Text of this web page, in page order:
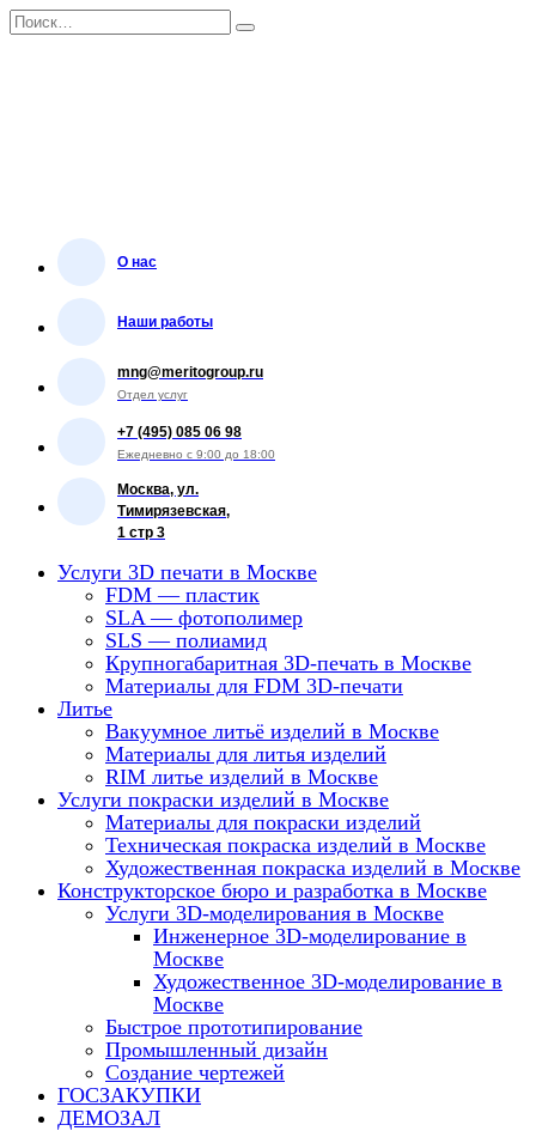
Перейти
к
Search
for:
О нас
Наши работы
mng@meritogroup.ru
Отдел услуг
+7 (495) 085 06 98
Ежедневно с 9:00 до 18:00
Москва, ул.
Тимирязевская,
1 стр 3
Услуги 3D печати в Москве
FDM — пластик
SLA — фотополимер
SLS — полиамид
Крупногабаритная 3D-печать в Москве
Материалы для FDM 3D-печати
Литье
Вакуумное литьё изделий в Москве
Материалы для литья изделий
RIM литье изделий в Москве
Услуги покраски изделий в Москве
Материалы для покраски изделий
Техническая покраска изделий в Москве
Художественная покраска изделий в Москве
Конструкторское бюро и разработка в Москве
Услуги 3D-моделирования в Москве
Инженерное 3D-моделирование в
Москве
Художественное 3D-моделирование в
Москве
Быстрое прототипирование
Промышленный дизайн
Создание чертежей
ГОСЗАКУПКИ
ДЕМОЗАЛ